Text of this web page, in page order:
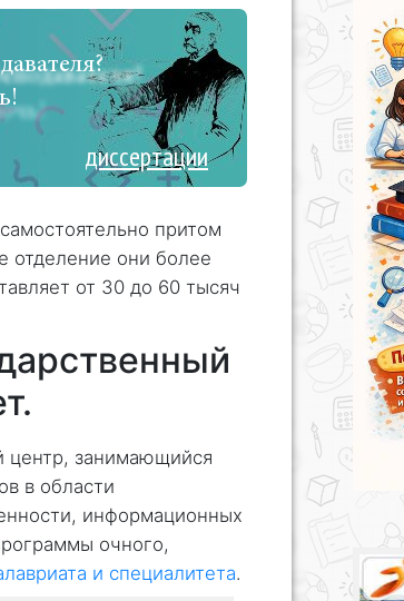
диссертации
притом
отделение они более
от 30 до 60 тысяч
центр, занимающийся
в области
информационных
очного,
и специалитета.